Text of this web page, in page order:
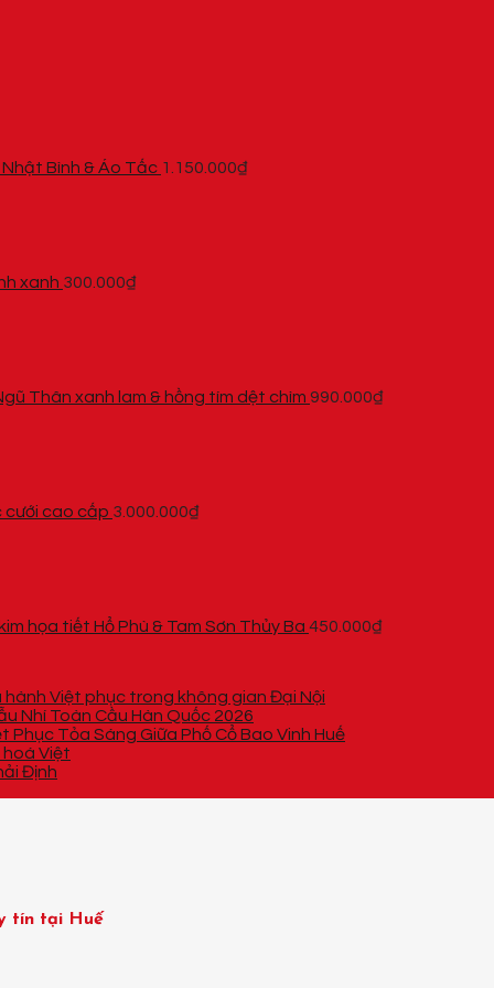
Bình & Áo Tấc 1.150.000₫
xanh 300.000₫
Thân xanh lam & hồng tím dệt chìm 990.000₫
cưới cao cấp 3.000.000₫
họa tiết Hổ Phù & Tam Sơn Thủy Ba 450.000₫
hành Việt phục trong không gian Đại Nội
Nhí Toàn Cầu Hàn Quốc 2026
Phục Tỏa Sáng Giữa Phố Cổ Bao Vinh Huế
Việt
Định
tín tại Huế